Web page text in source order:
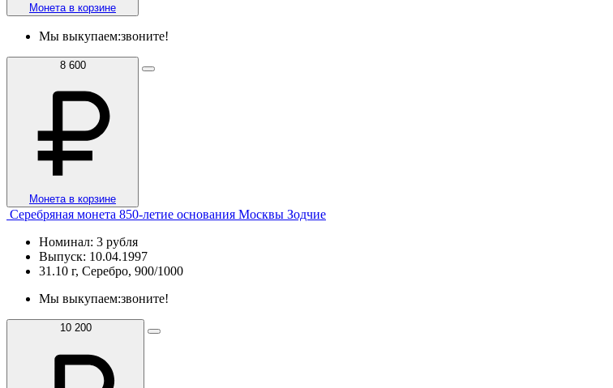
Монета в корзине
Мы выкупаем:звоните!
8 600
Монета в корзине
Серебряная монета 850-летие основания Москвы Зодчие
Номинал: 3 рубля
Выпуск: 10.04.1997
31.10 г, Серебро, 900/1000
Мы выкупаем:звоните!
10 200